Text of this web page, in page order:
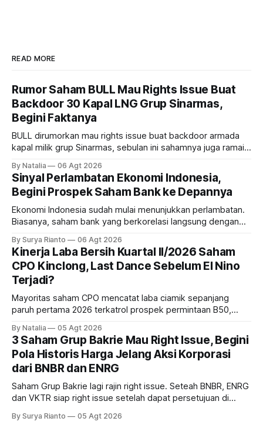
READ MORE
Rumor Saham BULL Mau Rights Issue Buat
Backdoor 30 Kapal LNG Grup Sinarmas,
Begini Faktanya
BULL dirumorkan mau rights issue buat backdoor armada
kapal milik grup Sinarmas, sebulan ini sahamnya juga ramai
masih menarik dilirik?
By Natalia 06 Agt 2026
Sinyal Perlambatan Ekonomi Indonesia,
Begini Prospek Saham Bank ke Depannya
Ekonomi Indonesia sudah mulai menunjukkan perlambatan.
Biasanya, saham bank yang berkorelasi langsung dengan
bank ke depannya?
By Surya Rianto 06 Agt 2026
Kinerja Laba Bersih Kuartal II/2026 Saham
CPO Kinclong, Last Dance Sebelum El Nino
Terjadi?
Mayoritas saham CPO mencatat laba ciamik sepanjang
paruh pertama 2026 terkatrol prospek permintaan B50,
diprediksi semakin terlihat mendekati 2027. Kira-kira gimana
prospeknya? apakah masih menarik dilirik sektor ini?
By Natalia 05 Agt 2026
3 Saham Grup Bakrie Mau Right Issue, Begini
Pola Historis Harga Jelang Aksi Korporasi
dari BNBR dan ENRG
Saham Grup Bakrie lagi rajin right issue. Seteah BNBR, ENRG
dan VKTR siap right issue setelah dapat persetujuan di
pola saham Grup Bakrie jelang right issue
By Surya Rianto 05 Agt 2026